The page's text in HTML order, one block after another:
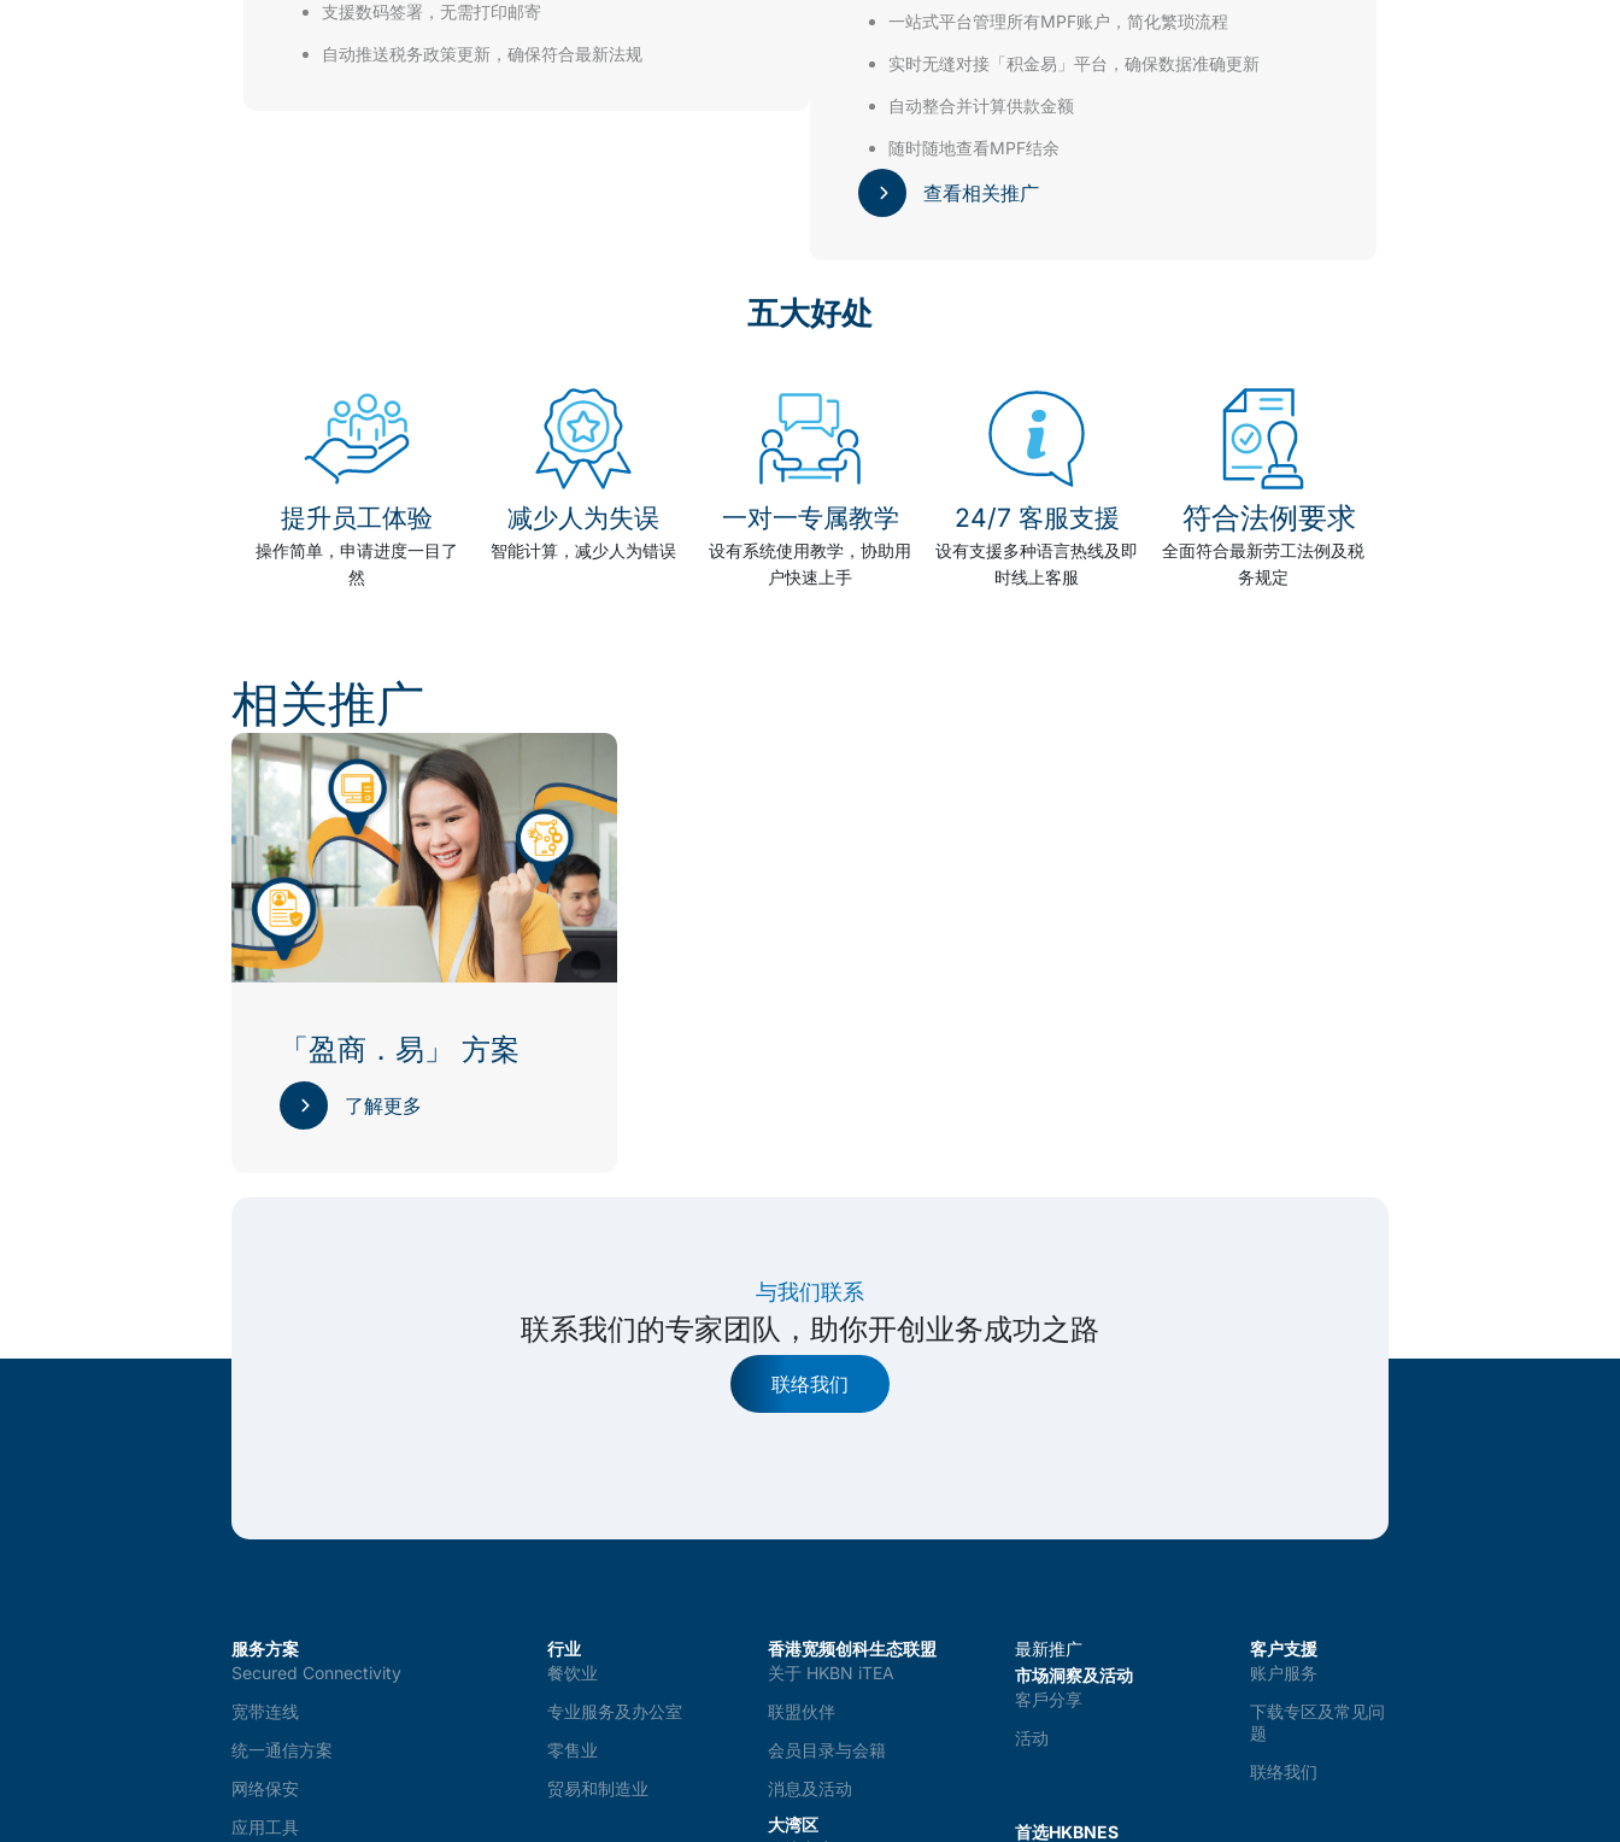
支援数码签署，无需打印邮寄
自动推送税务政策更新，确保符合最新法规
一站式平台管理所有MPF账户，简化繁琐流程
实时无缝对接「积金易」平台，确保数据准确更新
自动整合并计算供款金额
随时随地查看MPF结余
查看相关推广
五大好处
提升员工体验
操作简单，申请进度一目了
然
减少人为失误
智能计算，减少人为错误
一对一专属教学
设有系统使用教学，协助用
户快速上手
24/7 客服支援
设有支援多种语言热线及即
时线上客服
符合法例要求
全面符合最新劳工法例及税
务规定
相关推广
「盈商．易」 方案
了解更多
与我们联系
联系我们的专家团队，助你开创业务成功之路
联络我们
服务方案
Secured Connectivity
宽带连线
统一通信方案
网络保安
应用工具
行业
餐饮业
专业服务及办公室
零售业
贸易和制造业
香港宽频创科生态联盟
关于 HKBN iTEA
联盟伙伴
会员目录与会籍
消息及活动
大湾区
最新推广
市场洞察及活动
客戶分享
活动
首选HKBNES
客户支援
账户服务
下载专区及常见问
题
联络我们